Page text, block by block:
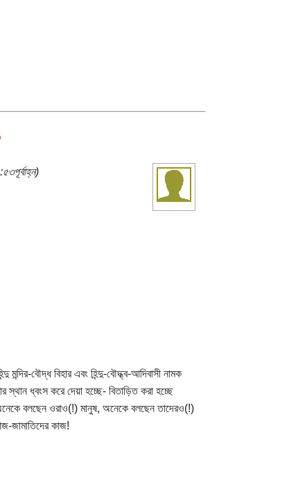
মন্দির-বৌদ্ধ বিহার এবং হিন্দু-বৌদ্ধ্ব-আদিবাসী নামক
স্থান ধ্বংস করে দেয়া হচ্ছে- বিতাড়িত করা হচ্ছে
বলছেন ওরাও(!) মানুষ, অনেকে বলছেন তাদেরও(!)
জামাতিদের কাজ!